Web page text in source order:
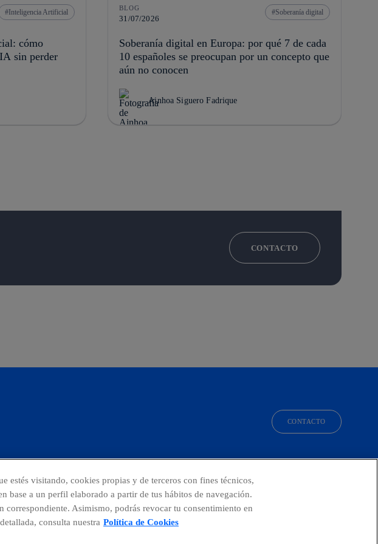
Inteligencia Artificial
cómo
sin perder
BLOG
31/07/2026
Soberanía digital
Soberanía digital en Europa: por qué 7 de cada
10 españoles se preocupan por un concepto que
aún no conocen
Ainhoa Siguero Fadrique
CONTACTO
youtube
CONTACTO
estés visitando, cookies propias y de terceros con fines técnicos,
base a un perfil elaborado a partir de tus hábitos de navegación.
Asimismo, podrás revocar tu consentimiento en
consulta nuestra Política de Cookies